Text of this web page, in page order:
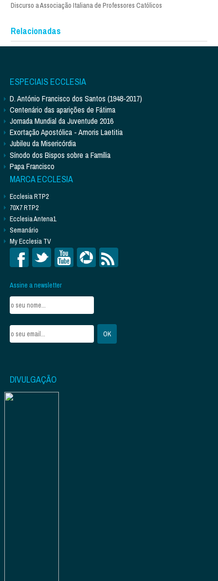
Discurso a Associação Italiana de Professores Católicos
Relacionadas
ESPECIAIS ECCLESIA
D. António Francisco dos Santos (1948-2017)
Centenário das aparições de Fátima
Jornada Mundial da Juventude 2016
Exortação Apostólica - Amoris Laetitia
Jubileu da Misericórdia
Sínodo dos Bispos sobre a Família
Papa Francisco
MARCA ECCLESIA
Ecclesia RTP2
70X7 RTP2
Ecclesia Antena1
Semanário
My Ecclesia TV
Assine a newsletter
DIVULGAÇÃO